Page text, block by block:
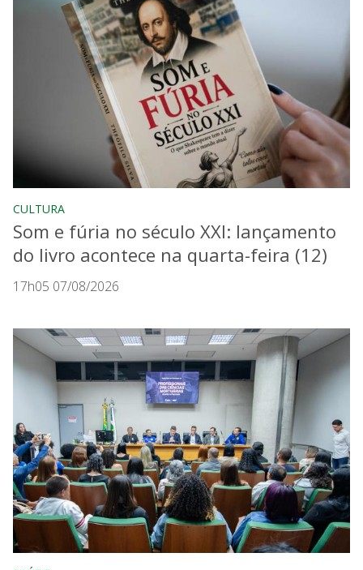
CULTURA
Som e fúria no século XXI: lançamento
do livro acontece na quarta-feira (12)
17h05 07/08/2026